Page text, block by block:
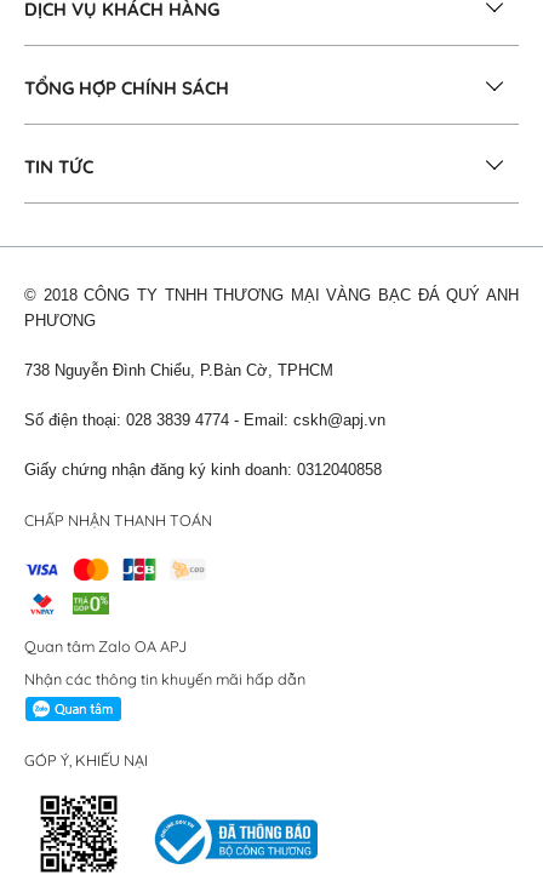
DỊCH VỤ KHÁCH HÀNG
TỔNG HỢP CHÍNH SÁCH
TIN TỨC
© 2018 CÔNG TY TNHH THƯƠNG MẠI VÀNG BẠC ĐÁ QUÝ ANH
PHƯƠNG
738 Nguyễn Đình Chiểu, P.Bàn Cờ, TPHCM
Số điện thoại: 028 3839 4774 - Email: cskh@apj.vn
Giấy chứng nhận đăng ký kinh doanh: 0312040858
CHẤP NHẬN THANH TOÁN
Quan tâm Zalo OA APJ
Nhận các thông tin khuyến mãi hấp dẫn
GÓP Ý, KHIẾU NẠI